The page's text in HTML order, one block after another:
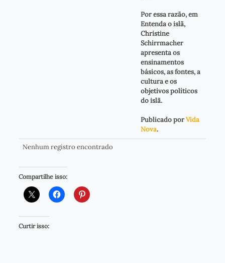
Por essa razão, em
Entenda o islã,
Christine
Schirrmacher
apresenta os
ensinamentos
básicos, as fontes, a
cultura e os
objetivos políticos
do islã.
Publicado porVida
Nova.
Nenhum registro encontrado
Compartilhe isso:
Curtir isso: